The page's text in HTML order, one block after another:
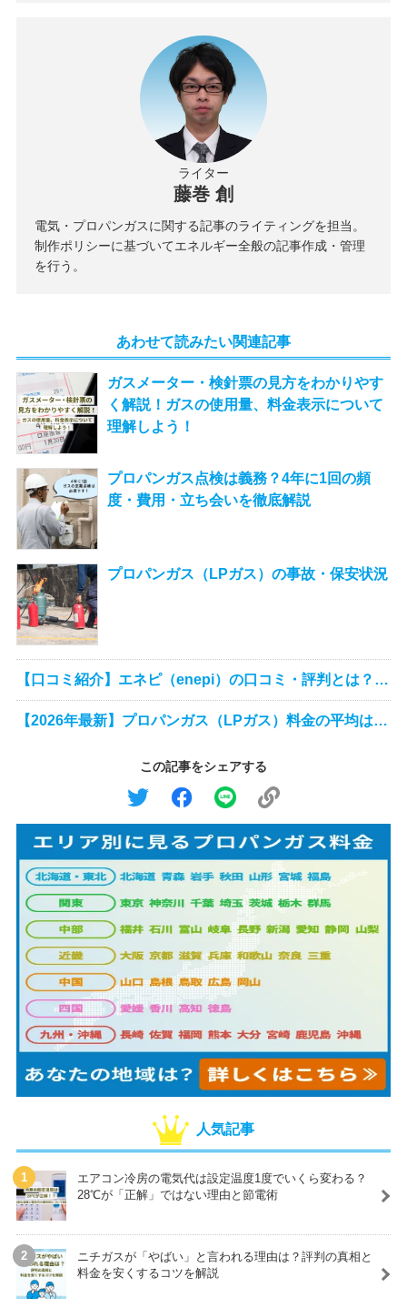
ライター
藤巻 創
電気・プロパンガスに関する記事のライティングを担当。
制作ポリシーに基づいてエネルギー全般の記事作成・管理
を行う。
あわせて読みたい関連記事
ガスメーター・検針票の見方をわかりやす
く解説！ガスの使用量、料金表示について
理解しよう！
プロパンガス点検は義務？4年に1回の頻
度・費用・立ち会いを徹底解説
プロパンガス（LPガス）の事故・保安状況
【口コミ紹介】エネピ（enepi）の口コミ・評判とは？ユ
ーザー目線で検証
【2026年最新】プロパンガス（LPガス）料金の平均はい
この記事をシェアする
人気記事
エアコン冷房の電気代は設定温度1度でいくら変わる？
28℃が「正解」ではない理由と節電術
ニチガスが「やばい」と言われる理由は？評判の真相と
料金を安くするコツを解説